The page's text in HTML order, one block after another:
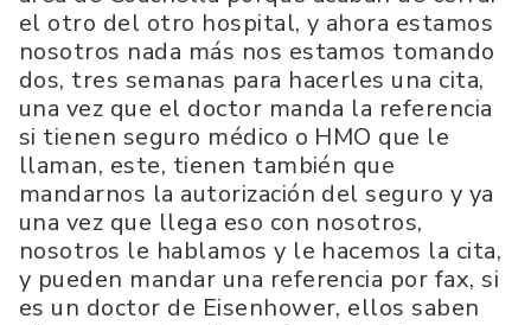
el otro del otro hospital, y ahora estamos
nosotros nada más nos estamos tomando
dos, tres semanas para hacerles una cita,
una vez que el doctor manda la referencia
si tienen seguro médico o HMO que le
llaman, este, tienen también que
mandarnos la autorización del seguro y ya
una vez que llega eso con nosotros,
nosotros le hablamos y le hacemos la cita,
y pueden mandar una referencia por fax, si
es un doctor de Eisenhower, ellos saben